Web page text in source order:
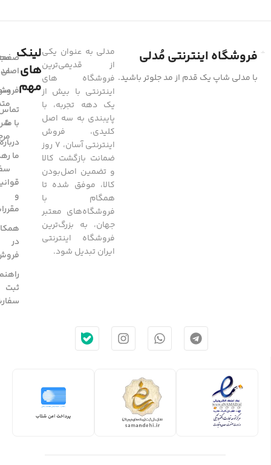
فروشگاه اینترنتی مُدلی
با مدلی شاپ یک قدم از مد جلوتر باشید.
مدلی به عنوان یکی
از قدیمی‌ترین
فروشگاه های
اینترنتی با بیش از
یک دهه تجربه، با
پایبندی به سه اصل
کلیدی، فروش
اینترنتی آسان، 7 روز
ضمانت بازگشت کالا
و تضمین اصل‌بودن
کالا، موفق شده تا
همگام با
فروشگاه‌های معتبر
جهان، به بزرگ‌ترین
فروشگاه اینترنتی
ایران تبدیل شود.
لینک
های
مهم
اصلی
با ما
درباره
ما
مد
و
در
ثبت